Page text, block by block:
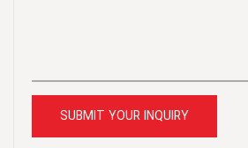
SUBMIT YOUR INQUIRY